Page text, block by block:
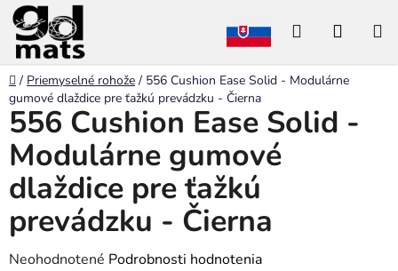
Prejsť
na
obsah
Hľadať
Domov
/ Priemyselné rohože / 556 Cushion Ease Solid - Modulárne
gumové dlaždice pre ťažkú prevádzku - Čierna
556 Cushion Ease Solid -
Modulárne gumové
dlaždice pre ťažkú
prevádzku - Čierna
Priemerné
Neohodnotené Podrobnosti hodnotenia